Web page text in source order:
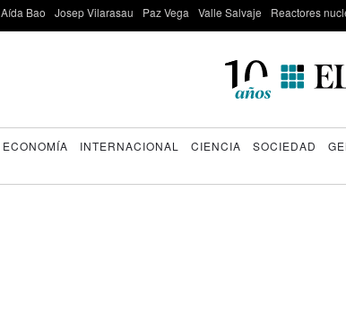
Aída Bao Josep Vilarasau Paz Vega Valle Salvaje Reactores
ECONOMÍA INTERNACIONAL CIENCIA SOCIEDAD